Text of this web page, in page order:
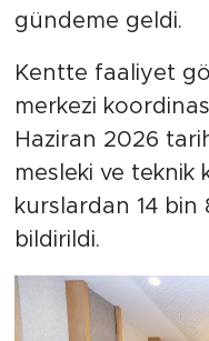
gündeme geldi.
Kentte faaliyet
merkezi
Haziran 2026
mesleki ve teknik
kurslardan 14 bin
bildirildi.